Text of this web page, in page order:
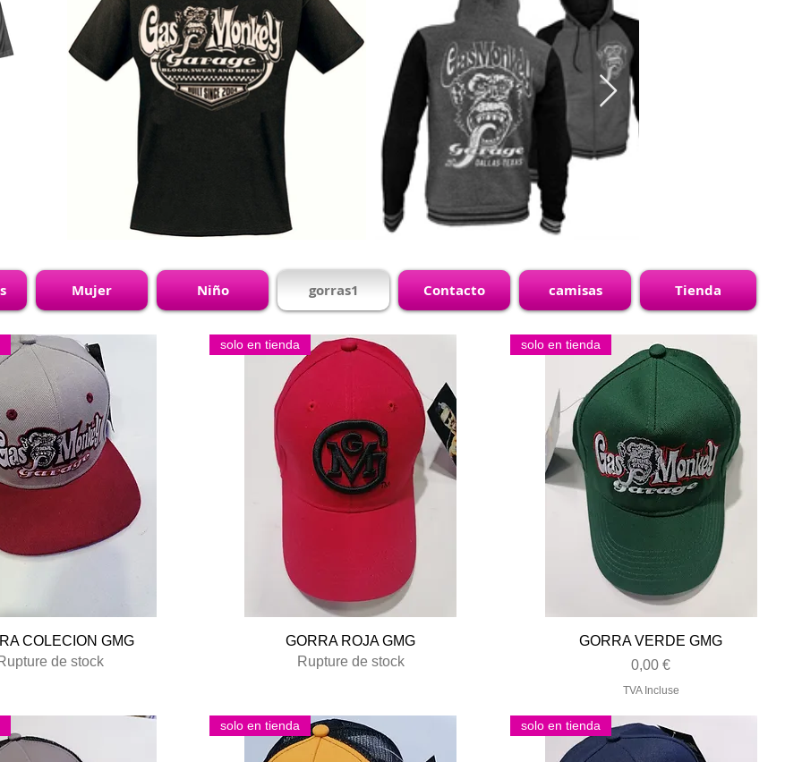
Aperçu rapide
COLECION GMG
de stock
Aperçu rapide
solo en tienda
GORRA ROJA GMG
Rupture de stock
Aperçu rapide
solo en tienda
GORRA VERDE GMG
Prix
0,00 €
TVA Incluse
solo en tienda solo en tienda
Mujer Niño gorras1 Contacto camisas Tienda